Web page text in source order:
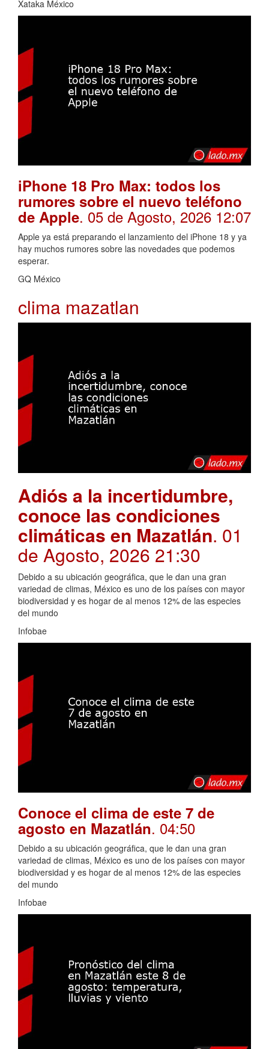
Xataka México
iPhone 18 Pro Max: todos los
rumores sobre el nuevo teléfono
de Apple. 05 de Agosto, 2026 12:07
Apple ya está preparando el lanzamiento del iPhone 18 y ya
hay muchos rumores sobre las novedades que podemos
esperar.
GQ México
clima mazatlan
Adiós a la incertidumbre,
conoce las condiciones
climáticas en Mazatlán. 01
de Agosto, 2026 21:30
Debido a su ubicación geográfica, que le dan una gran
variedad de climas, México es uno de los países con mayor
biodiversidad y es hogar de al menos 12% de las especies
del mundo
Infobae
Conoce el clima de este 7 de
agosto en Mazatlán. 04:50
Debido a su ubicación geográfica, que le dan una gran
variedad de climas, México es uno de los países con mayor
biodiversidad y es hogar de al menos 12% de las especies
del mundo
Infobae